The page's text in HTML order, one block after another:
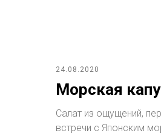
24.08.2020
Морская
Салат из ощущений,
встречи с Японским